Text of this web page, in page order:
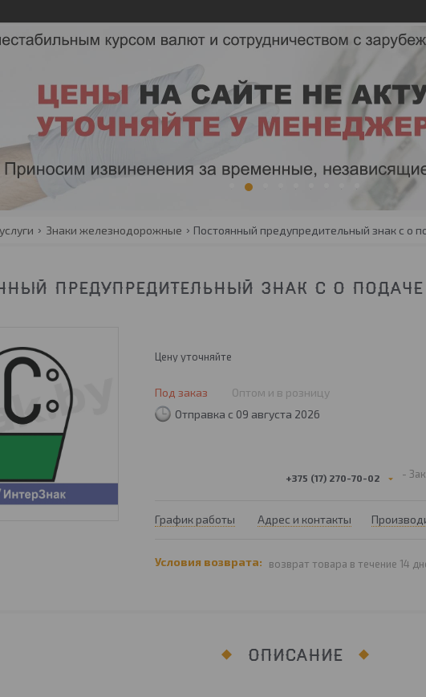
Знаки железнодорожные Постоянный предупредительный знак с о
ПРЕДУПРЕДИТЕЛЬНЫЙ ЗНАК С О ПОДАЧЕ
Цену уточняйте
Под заказ
Оптом и в розницу
Отправка с 09 августа 2026
+375 (17) 270-70-02
График работы Адрес и контакты
возврат товара в течение 14
ОПИСАНИЕ